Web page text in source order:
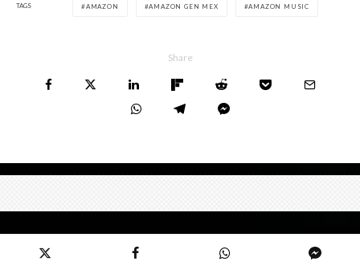
TAGS AMAZON AMAZON GEN MEX AMAZON MUSIC
Share